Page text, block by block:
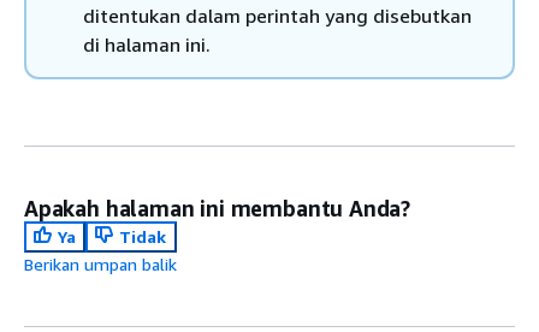
ditentukan dalam perintah yang disebutkan
di halaman ini.
Apakah halaman ini membantu Anda?
Ya
Tidak
Berikan umpan balik